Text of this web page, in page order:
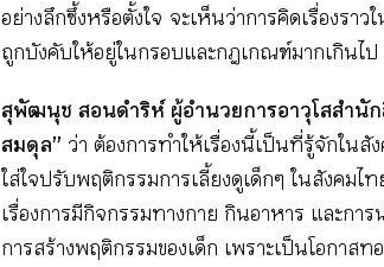
อย่างลึกซึ้งหรือตั้งใจ จะเห็นว่าการคิดเรื่องร
ถูกบังคับให้อยู่ในกรอบและกฎเกณฑ์มากเกินไป
สุพัฒนุช สอนดำริห์ ผู้อำนวยการอาวุโสสำนั
สมดุล” ว่า ต้องการทำให้เรื่องนี้เป็นที่รู้จักใน
ใส่ใจปรับพฤติกรรมการเลี้ยงดูเด็กๆ ในสังคมไ
เรื่องการมีกิจกรรมทางกาย กินอาหาร และ
การสร้างพฤติกรรมของเด็ก เพราะเป็นโอกา